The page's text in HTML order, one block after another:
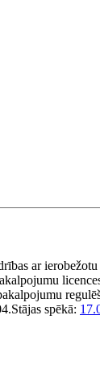
ar
Stājas spēkā: